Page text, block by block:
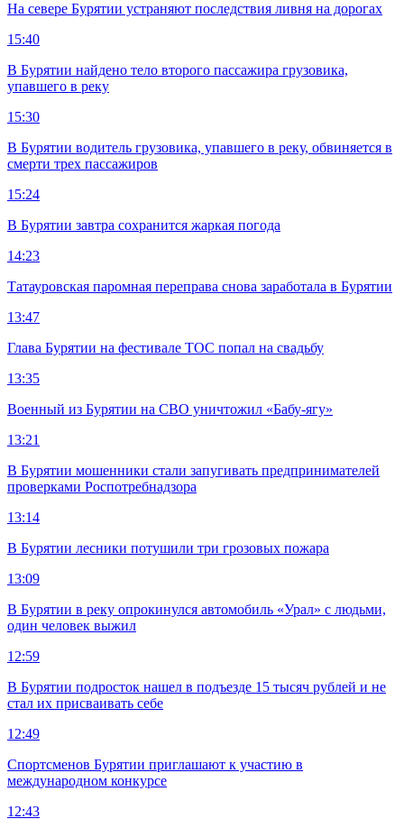
На севере Бурятии устраняют последствия ливня на дорогах
15:40
В Бурятии найдено тело второго пассажира грузовика,
упавшего в реку
15:30
В Бурятии водитель грузовика, упавшего в реку, обвиняется в
смерти трех пассажиров
15:24
В Бурятии завтра сохранится жаркая погода
14:23
Татауровская паромная переправа снова заработала в Бурятии
13:47
Глава Бурятии на фестивале ТОС попал на свадьбу
13:35
Военный из Бурятии на СВО уничтожил «Бабу-ягу»
13:21
В Бурятии мошенники стали запугивать предпринимателей
проверками Роспотребнадзора
13:14
В Бурятии лесники потушили три грозовых пожара
13:09
В Бурятии в реку опрокинулся автомобиль «Урал» с людьми,
один человек выжил
12:59
В Бурятии подросток нашел в подъезде 15 тысяч рублей и не
стал их присваивать себе
12:49
Спортсменов Бурятии приглашают к участию в
международном конкурсе
12:43